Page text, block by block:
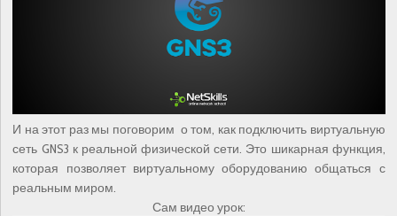
И на этот раз мы поговорим о том, как подключить виртуальную
сеть GNS3 к реальной физической сети. Это шикарная функция,
которая позволяет виртуальному оборудованию общаться с
реальным миром.
Сам видео урок: